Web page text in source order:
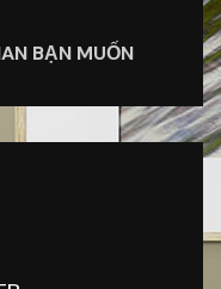
BẠN MUỐN